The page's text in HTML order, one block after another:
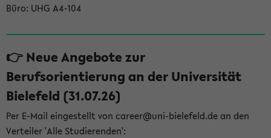
Büro: UHG A4-104
👉 Neue Angebote zur
Berufsorientierung an der Universität
Bielefeld (31.07.26)
Per E-Mail eingestellt von career@uni-bielefeld.de an den
Verteiler 'Alle Studierenden':